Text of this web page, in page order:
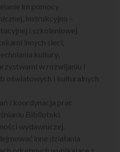
im pomocy
instrukcyjno –
i szkoleniowej.
innych sieci,
kultury,
w rozwijaniu i
oświatowych i kulturalnych
i koordynacja prac
Biblioteki.
wydawniczej.
inne działania